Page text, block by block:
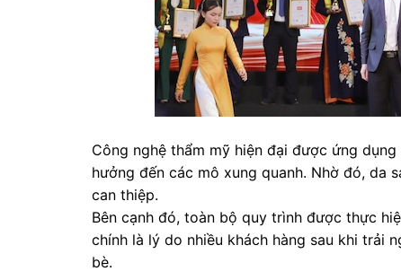
Công nghệ thẩm mỹ hiện đại được ứng
hưởng đến các mô xung quanh. Nhờ đó, da
can thiệp.
Bên cạnh đó, toàn bộ quy trình được thực
chính là lý do nhiều khách hàng sau khi trải
bè.